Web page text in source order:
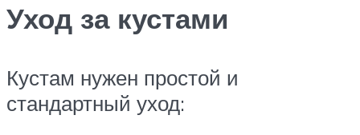
Уход за кустами
Кустам нужен простой и
стандартный уход: